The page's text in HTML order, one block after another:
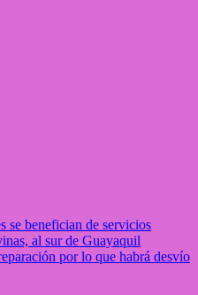
se benefician de servicios
al sur de Guayaquil
por lo que habrá desvío